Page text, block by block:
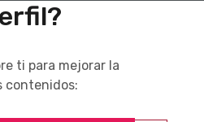
ti para mejorar la
contenidos: